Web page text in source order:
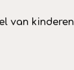
van kinderen